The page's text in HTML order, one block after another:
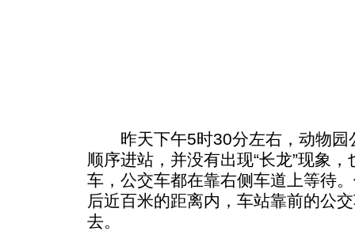
昨天下午5时30分左右，动物园
顺序进站，并没有出现“长龙”现象
车，公交车都在靠右侧车道上等待
后近百米的距离内，车站靠前的公
去。